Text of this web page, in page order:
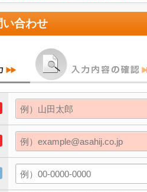
合わせ